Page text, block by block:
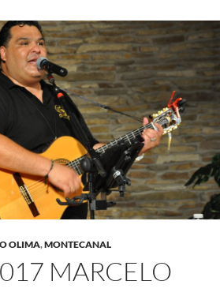
OLIMA,MONTECANAL
MARCELO